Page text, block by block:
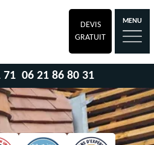
DEVIS
GRATUIT
MENU
71 06 21 86 80 31